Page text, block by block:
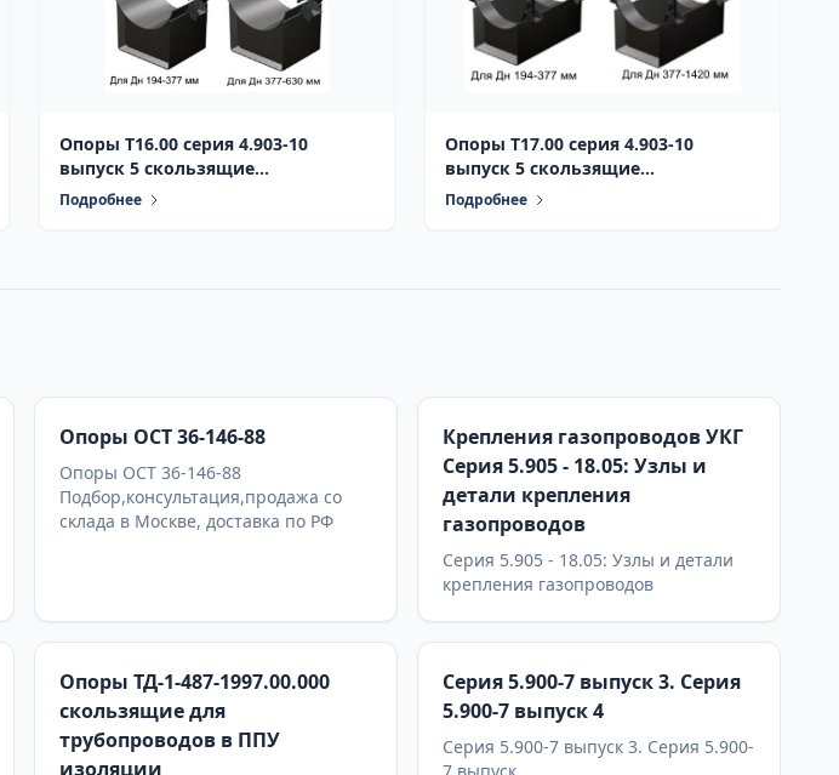
Опоры Т16.00 серия 4.903-10
выпуск 5 скользящие
диэлектрические
Подробнее
Опоры Т17.00 серия 4.903-10
выпуск 5 скользящие
диэлектрические
Подробнее
Опоры ОСТ 36-146-88
Опоры ОСТ 36-146-88
Подбор,консультация,продажа со
склада в Москве, доставка по РФ
Крепления газопроводов УКГ
Серия 5.905 - 18.05: Узлы и
детали крепления
газопроводов
Серия 5.905 - 18.05: Узлы и детали
крепления газопроводов
Опоры ТД-1-487-1997.00.000
скользящие для
трубопроводов в ППУ
изоляции
Серия 5.900-7 выпуск 3. Серия
5.900-7 выпуск 4
Серия 5.900-7 выпуск 3. Серия 5.900-